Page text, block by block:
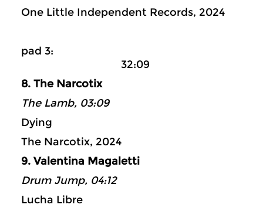
One Little Independent Records, 2024
pad 3:
32:09
8. The Narcotix
The Lamb, 03:09
Dying
The Narcotix, 2024
9. Valentina Magaletti
Drum Jump, 04:12
Lucha Libre